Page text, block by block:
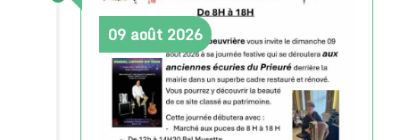
09 août 2026